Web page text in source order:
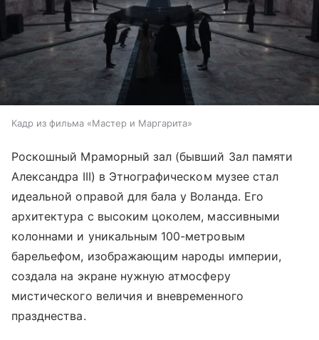
Кадр из фильма «Мастер и Маргарита»
Роскошный Мраморный зал (бывший Зал памяти
Александра III) в Этнографическом музее стал
идеальной оправой для бала у Воланда. Его
архитектура с высоким цоколем, массивными
колоннами и уникальным 100-метровым
барельефом, изображающим народы империи,
создала на экране нужную атмосферу
мистического величия и вневременного
празднества.